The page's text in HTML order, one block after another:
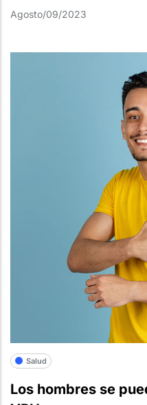
Agosto/09/2023
Salud
Los hombres se